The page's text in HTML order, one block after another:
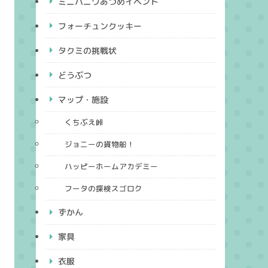
フォーチュンクッキー
タクミの挑戦状
どうぶつ
マップ・施設
くちぶえ峠
ジョニーの貨物船！
ハッピーホームアカデミー
フータの探検スゴロク
ずかん
家具
衣服